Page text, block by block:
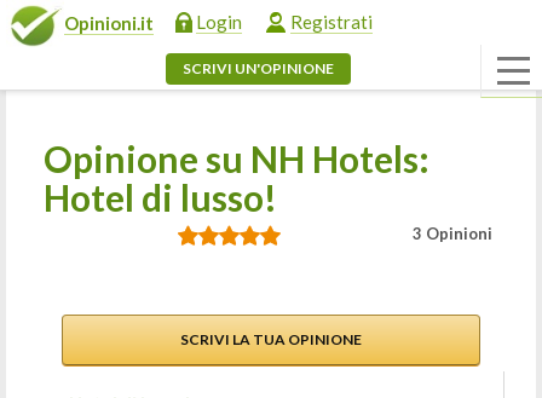
Opinioni.it Login Registrati
SCRIVI UN'OPINIONE
Opinione su NH Hotels:
Hotel di lusso!
3 Opinioni
SCRIVI LA TUA OPINIONE